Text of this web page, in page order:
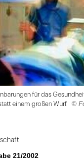
für das
einem großen Wurf.
©
21/2002